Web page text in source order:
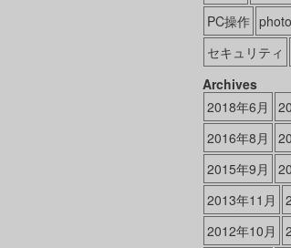
PC操作
セキュリティ
Archives
2018年6月
2016年8月
2015年9月
2013年11月
2012年10月